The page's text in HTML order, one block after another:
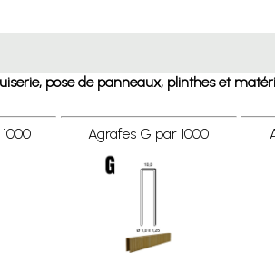
pose de panneaux, plinthes et
Agrafes G par 1000